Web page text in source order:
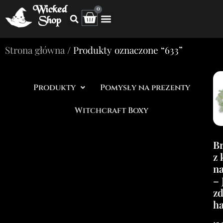
Wicked
Shop
0
Strona główna / Produkty oznaczone “633”
Produkty Pomysły na prezenty
Witchcraft Boxy
z
–